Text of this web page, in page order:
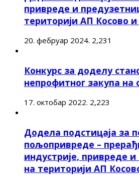
привреде и
територији АП Косово
20. фебруар 2024. 2,231
Конкурс за доделу
непрофитног закупа
17. октобар 2022. 2,223
Додела подстицаја за
пољопривреде –
индустрије, привреде
на територији АП